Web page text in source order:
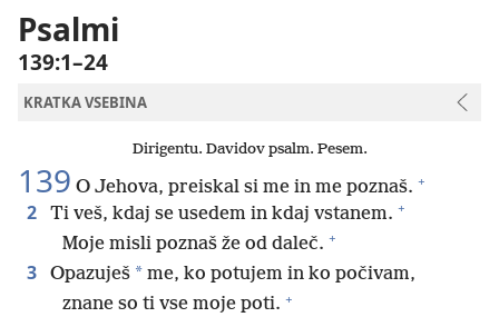
knjigi
Psalmi
139:1–24
KRATKA VSEBINA
Dirigentu. Davidov psalm. Pesem.
139 O Jehova, preiskal si me in me poznaš. +
2 Ti veš, kdaj se usedem in kdaj vstanem. +
Moje misli poznaš že od daleč. +
3 Opazuješ * me, ko potujem in ko počivam,
znane so ti vse moje poti. +